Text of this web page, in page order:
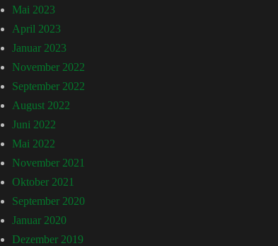
Mai 2023
April 2023
Januar 2023
November 2022
September 2022
August 2022
Juni 2022
Mai 2022
November 2021
Oktober 2021
September 2020
Januar 2020
Dezember 2019